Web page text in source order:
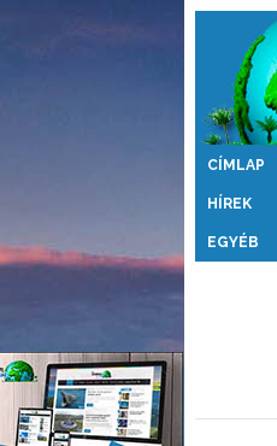
Érdekes
CÍMLAP
HÍREK
EGYÉB